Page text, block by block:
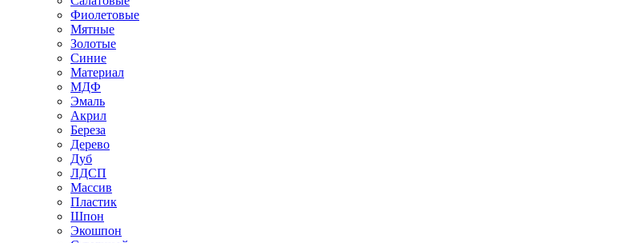
Фиолетовые
Мятные
Золотые
Синие
Материал
МДФ
Эмаль
Акрил
Береза
Дерево
Дуб
ЛДСП
Массив
Пластик
Шпон
Экошпон